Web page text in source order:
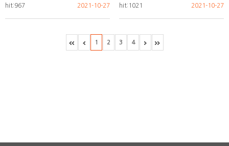
hit:967
2021-10-27
hit:1021
2021-10-27
1 2 3 4